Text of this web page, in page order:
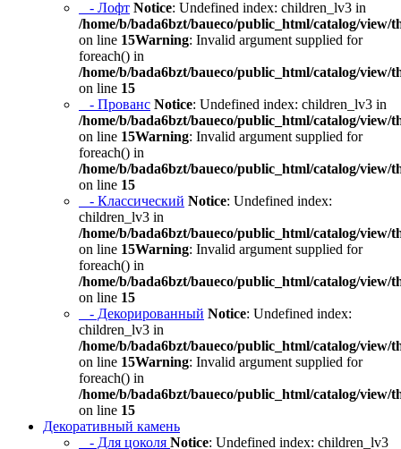
- Лофт Notice: Undefined index: children_lv3 in
/home/b/bada6bzt/baueco/public_html/catalog/view/
on line 15Warning: Invalid argument supplied for
foreach() in
/home/b/bada6bzt/baueco/public_html/catalog/view/
on line 15
- Прованс Notice: Undefined index: children_lv3 in
/home/b/bada6bzt/baueco/public_html/catalog/view/
on line 15Warning: Invalid argument supplied for
foreach() in
/home/b/bada6bzt/baueco/public_html/catalog/view/
on line 15
- Классический Notice: Undefined index:
children_lv3 in
/home/b/bada6bzt/baueco/public_html/catalog/view/
on line 15Warning: Invalid argument supplied for
foreach() in
/home/b/bada6bzt/baueco/public_html/catalog/view/
on line 15
- Декорированный Notice: Undefined index:
children_lv3 in
/home/b/bada6bzt/baueco/public_html/catalog/view/
on line 15Warning: Invalid argument supplied for
foreach() in
/home/b/bada6bzt/baueco/public_html/catalog/view/
on line 15
Декоративный камень
- Для цоколя Notice: Undefined index: children_lv3